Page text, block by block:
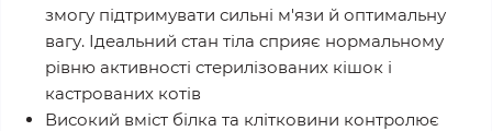
змогу підтримувати сильні м'язи й оптимальну
вагу. Ідеальний стан тіла сприяє нормальному
рівню активності стерилізованих кішок і
кастрованих котів
Високий вміст білка та клітковини контролює